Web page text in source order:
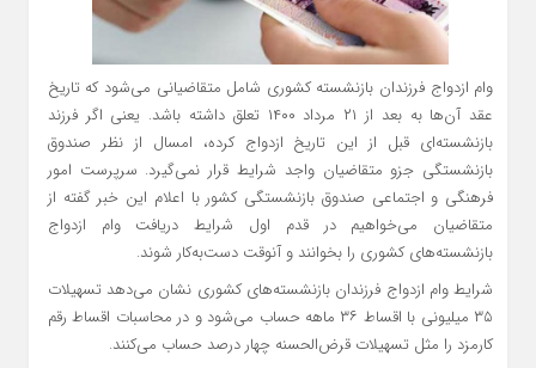
وام ازدواج فرزندان بازنشسته کشوری شامل متقاضیانی می‌شود که تاریخ
عقد آن‌ها به بعد از ۲۱ مرداد ۱۴۰۰ تعلق داشته باشد. یعنی اگر فرزند
بازنشسته‌ای قبل از این تاریخ ازدواج کرده، امسال از نظر صندوق
بازنشستگی جزو متقاضیان واجد شرایط قرار نمی‌گیرد. سرپرست امور
فرهنگی و اجتماعی صندوق بازنشستگی کشور با اعلام این خبر گفته از
متقاضیان می‌خواهیم در قدم اول شرایط دریافت وام ازدواج
بازنشسته‌های کشوری را بخوانند و آنوقت دست‌به‌کار شوند.
شرایط وام ازدواج فرزندان بازنشسته‌های کشوری نشان می‌دهد تسهیلات
۳۵ میلیونی با اقساط ۳۶ ماهه حساب می‌شود و در محاسبات اقساط رقم
کارمزد را مثل تسهیلات قرض‌الحسنه چهار درصد حساب می‌کنند.